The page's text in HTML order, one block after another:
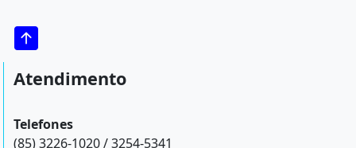
Atendimento
Telefones
(85) 3226-1020 / 3254-5341